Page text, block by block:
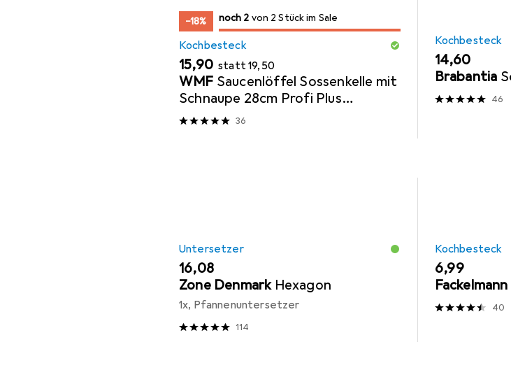
−18% 2/ 2
2/ 2 im Sale
noch 2 von 2 Stück im Sale
Kochbesteck
EUR
15,90 stattEUR
19,50
WMF Saucenlöffel Sossenkelle mit
Schnaupe 28cm Profi Plus
Edelstahl teilmatt
36
Kochbesteck
EUR
14,60
Brabantia
46
Untersetzer
EUR
16,08
Zone Denmark Hexagon
1x, Pfannenuntersetzer
114
Kochbesteck
EUR
6,99
Fackelmann
40